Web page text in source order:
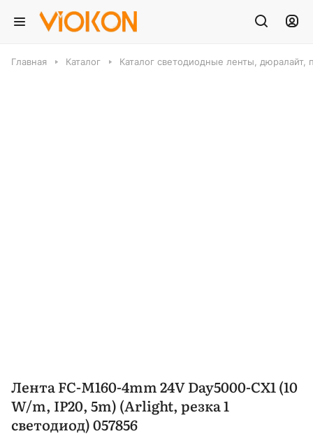
Главная Каталог Каталог светодиодные ленты, дюралайт,
Лента FC-M160-4mm 24V Day5000-CX1 (10
W/m, IP20, 5m) (Arlight, резка 1
светодиод) 057856